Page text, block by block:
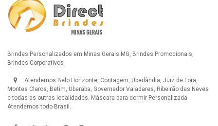
Brindes Personalizados em Minas Gerais MG, Brindes Promocionais,
Brindes Corporativos
Atendemos Belo Horizonte, Contagem, Uberlândia, Juiz de Fora,
Montes Claros, Betim, Uberaba, Governador Valadares, Ribeirão das Neves
e todas as outras localidades. Máscara para dormir Personalizada
Atendemos todo Brasil.